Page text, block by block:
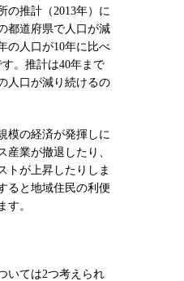
の推計（2013年）に
都道府県で人口が減
の人口が10年に比べ
。推計は40年まで
人口が減り続けるの
模の経済が発揮しに
産業が撤退したり、
トが上昇したりしま
ると地域住民の利便
す。
いては2つ考えられ